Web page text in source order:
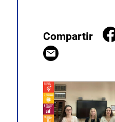
Compartir